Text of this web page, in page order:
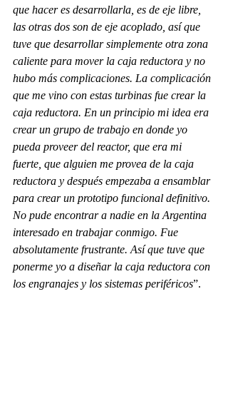
que hacer es desarrollarla, es de eje libre,
las otras dos son de eje acoplado, así que
tuve que desarrollar simplemente otra zona
caliente para mover la caja reductora y no
hubo más complicaciones. La complicación
que me vino con estas turbinas fue crear la
caja reductora. En un principio mi idea era
crear un grupo de trabajo en donde yo
pueda proveer del reactor, que era mi
fuerte, que alguien me provea de la caja
reductora y después empezaba a ensamblar
para crear un prototipo funcional definitivo.
No pude encontrar a nadie en la Argentina
interesado en trabajar conmigo. Fue
absolutamente frustrante. Así que tuve que
ponerme yo a diseñar la caja reductora con
los engranajes y los sistemas periféricos”.